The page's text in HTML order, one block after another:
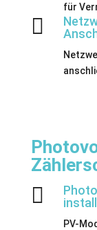
für


PV-